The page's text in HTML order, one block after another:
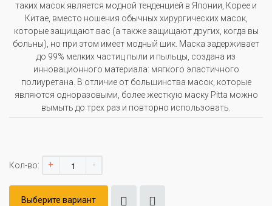
таких масок является модной тенденцией в Японии, Корее и
Китае, вместо ношения обычных хирургических масок,
которые защищают вас (а также защищают других, когда вы
больны), но при этом имеет модный шик. Маска задерживает
до 99% мелких частиц пыли и пыльцы, создана из
инновационного материала: мягкого эластичного
полиуретана. В отличие от большинства масок, которые
являются одноразовыми, более жесткую маску Pitta можно
вымыть до трех раз и повторно использовать.
Кол-во: + -
Выберите вариант